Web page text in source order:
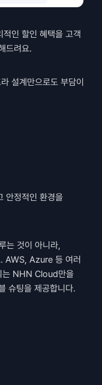
인 할인 혜택을 고객
드려요.
설계만으로도 부담이
안정적인 환경을
는 것이 아니라,
AWS, Azure 등 여러
는 NHN Cloud만을
슈팅을 제공합니다.